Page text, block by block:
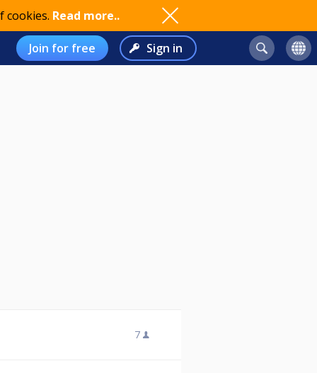
cookies. Read more..
Join for free Sign in
7